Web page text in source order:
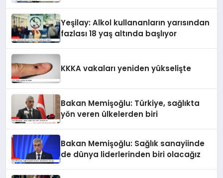
Yeşilay: Alkol kullananların yarısından
fazlası 18 yaş altında başlıyor
KKKA vakaları yeniden yükselişte
Bakan Memişoğlu: Türkiye, sağlıkta
yön veren ülkelerden biri
Bakan Memişoğlu: Sağlık sanayiinde
de dünya liderlerinden biri olacağız